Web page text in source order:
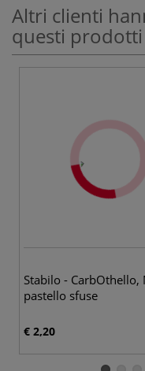
Altri clienti
questi prodotti
Stabilo - CarbOthello,
pastello sfuse
€ 2,20